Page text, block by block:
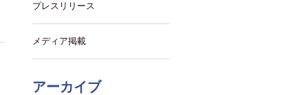
プレスリリース
メディア掲載
アーカイブ